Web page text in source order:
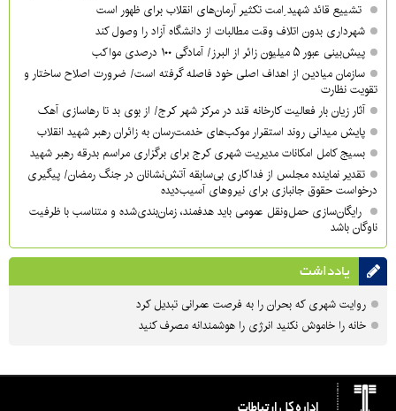
تشییع قائد شهید ِامت تکثیر آرمان‌های انقلاب برای ظهور است
شهرداری بدون اتلاف وقت مطالبات از دانشگاه آزاد را وصول کند
پیش‌بینی عبور ۵ میلیون زائر از البرز/ آمادگی ۱۰۰ درصدی مواکب
سازمان میادین از اهداف اصلی خود فاصله گرفته است/ ضرورت اصلاح ساختار و
تقویت نظارت
آثار زیان بار فعالیت کارخانه قند در مرکز شهر کرج/ از بوی بد تا رهاسازی آهک
پایش میدانی روند استقرار موکب‌های خدمت‌رسان به زائران رهبر شهید انقلاب
بسیج کامل امکانات مدیریت شهری کرج برای برگزاری مراسم بدرقه رهبر شهید
تقدیر نماینده مجلس از فداکاری بی‌سابقه آتش‌نشانان در جنگ رمضان/ پیگیری
درخواست حقوق جانبازی برای نیروهای آسیب‌دیده
رایگان‌سازی حمل‌ونقل عمومی باید هدفمند، زمان‌بندی‌شده و متناسب با ظرفیت
ناوگان باشد
یادداشت
روایت شهری که بحران را به فرصت عمرانی تبدیل کرد
خانه را خاموش نکنید انرژی را هوشمندانه مصرف کنید